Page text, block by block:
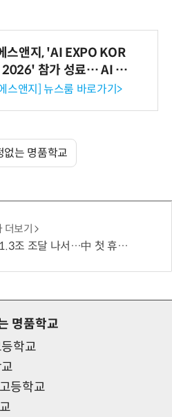
스앤지, 'AI EXPO KOR
2026' 참가 성료… AI 전
주기 아우르는 통합 솔루
스앤지] 뉴스룸 바로가기>
없는 명품학교
더보기
서…中 첫 휴머노이드 상장사 탄생 임박
명품학교
등학교
등학교